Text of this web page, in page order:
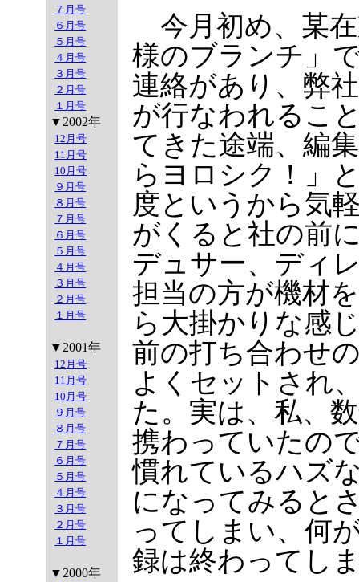
７月号
６月号
５月号
４月号
３月号
２月号
１月号
▼2002年
12月号
11月号
10月号
９月号
８月号
７月号
６月号
５月号
４月号
３月号
２月号
１月号
▼2001年
12月号
11月号
10月号
９月号
８月号
７月号
６月号
５月号
４月号
３月号
２月号
１月号
▼2000年
今月初め、某
様のブランチ」
連絡があり、弊
が行なわれるこ
てきた途端、編
らヨロシク！」
度というから気
がくると社の前
デュサー、ディ
担当の方が機材
ら大掛かりな感
前の打ち合わせ
よくセットされ
た。実は、私、
携わっていたの
慣れているハズ
になってみると
ってしまい、何
録は終わってし